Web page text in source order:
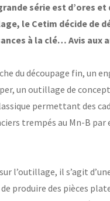
série est d’ores
le Cetim décide de
à la clé… Avis aux
du découpage fin, un
un outillage de
permettant des
trempés au Mn-B
l’outillage, il s’agit
des pièces